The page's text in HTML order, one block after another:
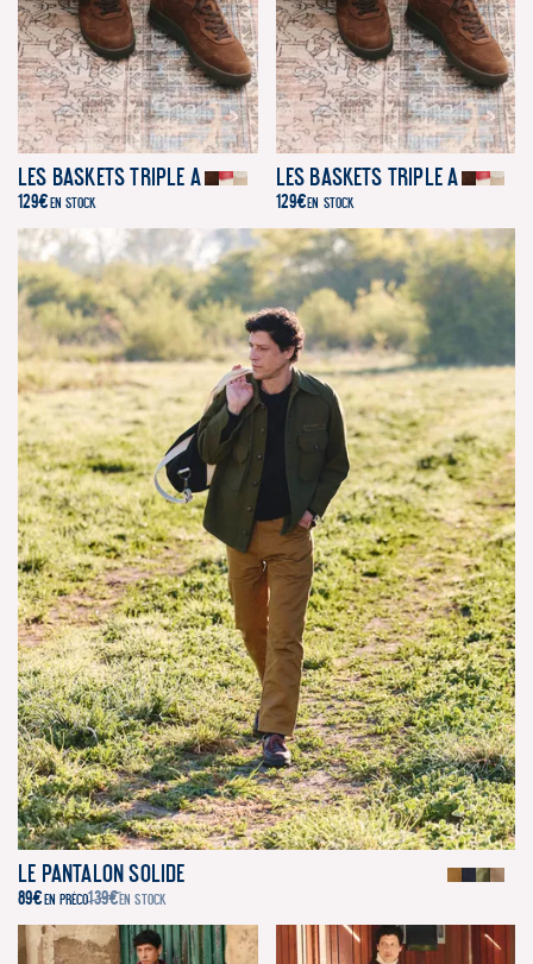
Les Baskets Triple A
129€ EN STOCK
Les Baskets Triple A
129€EN STOCK
Le Pantalon Solide
89€ EN PRÉCO139€EN STOCK